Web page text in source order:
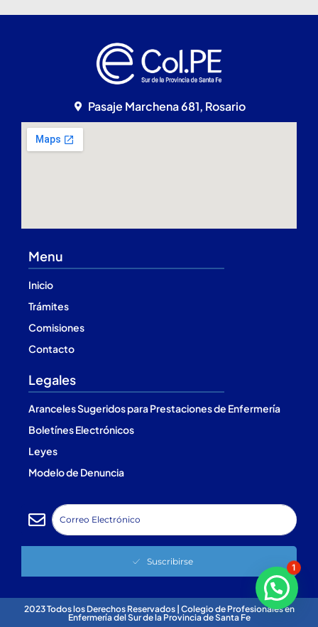
Pasaje Marchena 681, Rosario
Menu
Inicio
Trámites
Comisiones
Contacto
Legales
Aranceles Sugeridos para Prestaciones de Enfermería
Boletínes Electrónicos
Leyes
Modelo de Denuncia
Suscribirse
2023 Todos los Derechos Reservados | Colegio de Profesionales en
Enfermería del Sur de la Provincia de Santa Fe
1